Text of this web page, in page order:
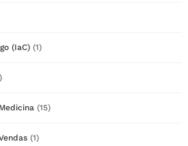
(IaC) (1)
(15)
(1)